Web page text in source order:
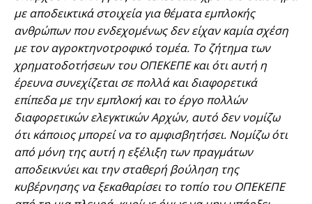
με αποδεικτικά στοιχεία για θέματα εμπλοκής
ανθρώπων που ενδεχομένως δεν είχαν καμία σχέση
με τον αγροκτηνοτροφικό τομέα. Το ζήτημα των
χρηματοδοτήσεων του ΟΠΕΚΕΠΕ και ότι αυτή η
έρευνα συνεχίζεται σε πολλά και διαφορετικά
επίπεδα με την εμπλοκή και το έργο πολλών
διαφορετικών ελεγκτικών Αρχών, αυτό δεν νομίζω
ότι κάποιος μπορεί να το αμφισβητήσει. Νομίζω ότι
από μόνη της αυτή η εξέλιξη των πραγμάτων
αποδεικνύει και την σταθερή βούληση της
κυβέρνησης να ξεκαθαρίσει το τοπίο του ΟΠΕΚΕΠΕ